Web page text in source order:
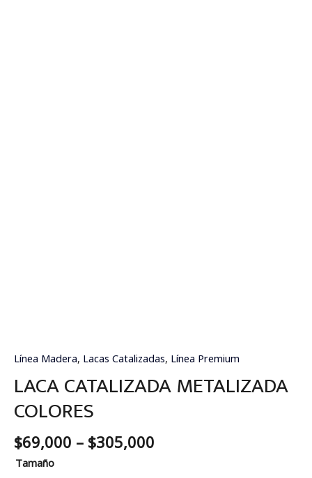
Línea Madera, Lacas Catalizadas, Línea Premium
LACA CATALIZADA METALIZADA
COLORES
$69,000 – $305,000
Tamaño